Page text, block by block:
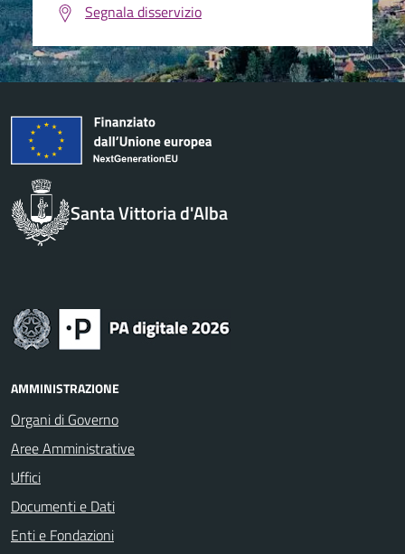
Segnala disservizio
Santa Vittoria d'Alba
AMMINISTRAZIONE
Organi di Governo
Aree Amministrative
Uffici
Documenti e Dati
Enti e Fondazioni